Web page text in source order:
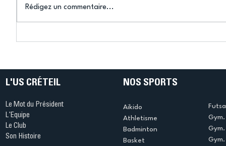
Ping ? Quand le tennis de
termine
Rédigez un commentaire...
L'US CRÉTEIL
Le Mot du Président
L'Equipe
Le Club
Son Histoire
NOS SPORTS
Aikido
Athletisme
Badminton
Basket